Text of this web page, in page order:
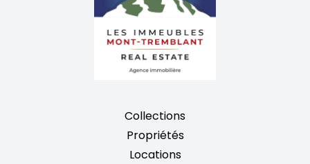
Collections
Propriétés
Locations